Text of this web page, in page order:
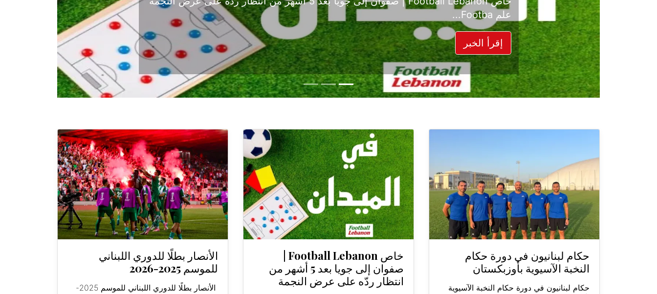
حسم ل...
إقرأ الخبر
حكام لبنانيون في دورة حكام
النخبة الآسيوية بأوزبكستان
حكام لبنانيون في دورة حكام النخبة الآسيوية
صفوان إلى جويا بعد 5 أشهر من
انتظار ردّه على عرض النجمة
الأنصار بطلًا للدوري اللبناني
للموسم 2025-2026
الأنصار بطلًا للدوري اللبناني للموسم 2025-